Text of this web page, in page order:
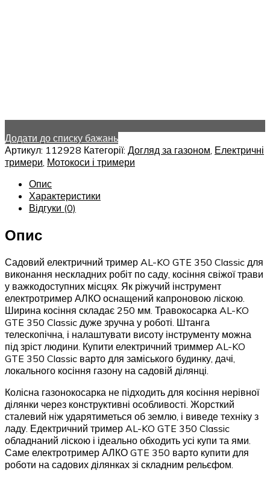
Додати до списку бажань
Артикул: 112928 Категорії: Догляд за газоном Електричні
тримери Мотокоси і тримери
Опис
Характеристики
Відгуки (0)
Опис
Садовий електричний тример AL-KO GTE 350 Classic для
виконання нескладних робіт по саду, косіння свіжої трави
у важкодоступних місцях. Як ріжучий інструмент
електротример АЛКО оснащений капроновою ліскою.
Ширина косіння складає 250 мм. Травокосарка AL-KO
GTE 350 Classic дуже зручна у роботі. Штанга
телескопічна, і налаштувати висоту інструменту можна
під зріст людини. Купити електричний триммер AL-KO
GTE 350 Classic варто для заміського будинку, дачі,
локального косіння газону на садовій ділянці.
Колісна газонокосарка не підходить для косіння нерівної
ділянки через конструктивні особливості. Жорсткий
сталевий ніж ударятиметься об землю, і виведе техніку з
ладу. Едектричний тример AL-KO GTE 350 Classic
обладнаний ліскою і ідеально обходить усі купи та ями.
Саме електротример АЛКО GTE 350 варто купити для
роботи на садових ділянках зі складним рельєфом.